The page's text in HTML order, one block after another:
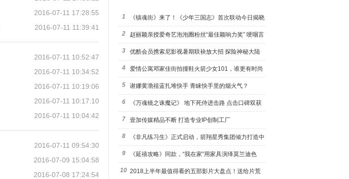
2016-07-11 17:28:55
2016-07-11 11:39:41
2016-07-11 10:52:47
2016-07-11 10:34:52
2016-07-11 10:19:06
2016-07-11 10:17:10
2016-07-11 10:04:42
2016-07-11 09:54:30
2016-07-09 15:04:58
2016-07-08 17:24:54
1 《镇魂街》来了！《少年三国志》首次联动今日揭晓
2 赵丽颖亲授爱奇艺泡泡圈粉丝“最佳颖响力奖” 哽咽言
感谢
3 优酷会员携索尼影视暑期联袂放大招 探险神秘大陆
赢PS4
4 爱情公寓邓家佳街拍撞鞋火箭少女101，谁更有时尚
感
5 谢娜黄渤祖蓝扎堆快手 青睐快手里的烟火气？
6 《万魂镜之诛魔记》 地下死侍进击路 点击口碑双获
赞
7 壹加传媒精品不断 打造专业IP创制工厂
8 《非凡练习生》正式启动，箭翔星秀集团倾力打造中
国新形态
9 《延禧攻略》同款，“我在家”用家具演绎莫兰迪色
10 2018上半年最值得看的五部影片大盘点！送给片荒